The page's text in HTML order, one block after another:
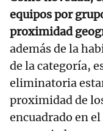
equipos por
proximidad
además de la
de la categoría,
eliminatoria
proximidad de
encuadrado en